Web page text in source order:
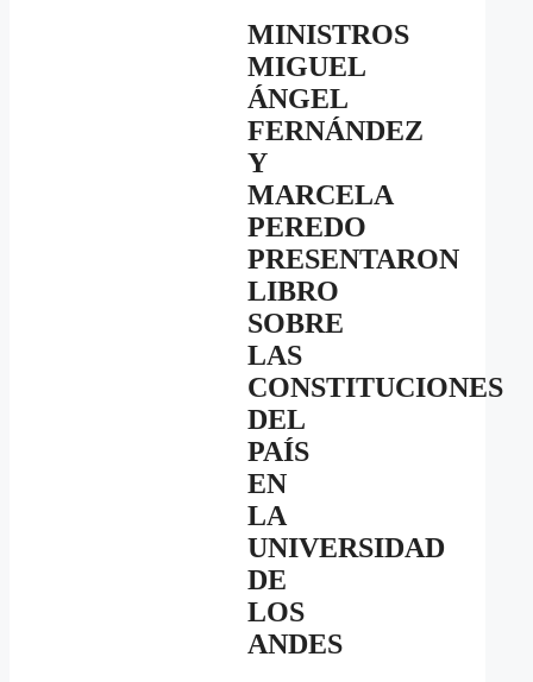
MINISTROS
MIGUEL
ÁNGEL
FERNÁNDEZ
Y
MARCELA
PEREDO
PRESENTARON
LIBRO
SOBRE
LAS
CONSTITUCIONES
DEL
PAÍS
EN
LA
UNIVERSIDAD
DE
LOS
ANDES